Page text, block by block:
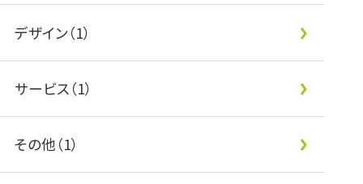
デザイン（1）
サービス（1）
その他（1）